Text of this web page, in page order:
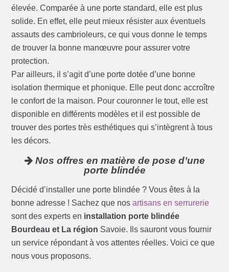
élevée. Comparée à une porte standard, elle est plus
solide. En effet, elle peut mieux résister aux éventuels
assauts des cambrioleurs, ce qui vous donne le temps
de trouver la bonne manœuvre pour assurer votre
protection.
Par ailleurs, il s’agit d’une porte dotée d’une bonne
isolation thermique et phonique. Elle peut donc accroître
le confort de la maison. Pour couronner le tout, elle est
disponible en différents modèles et il est possible de
trouver des portes très esthétiques qui s’intègrent à tous
les décors.
Nos offres en matière de pose d’une
porte blindée
Décidé d’installer une porte blindée ? Vous êtes à la
bonne adresse ! Sachez que nosartisans en serrurerie
sont des experts en installation porte blindée
Bourdeau et La région Savoie. Ils sauront vous fournir
un service répondant à vos attentes réelles. Voici ce que
nous vous proposons.